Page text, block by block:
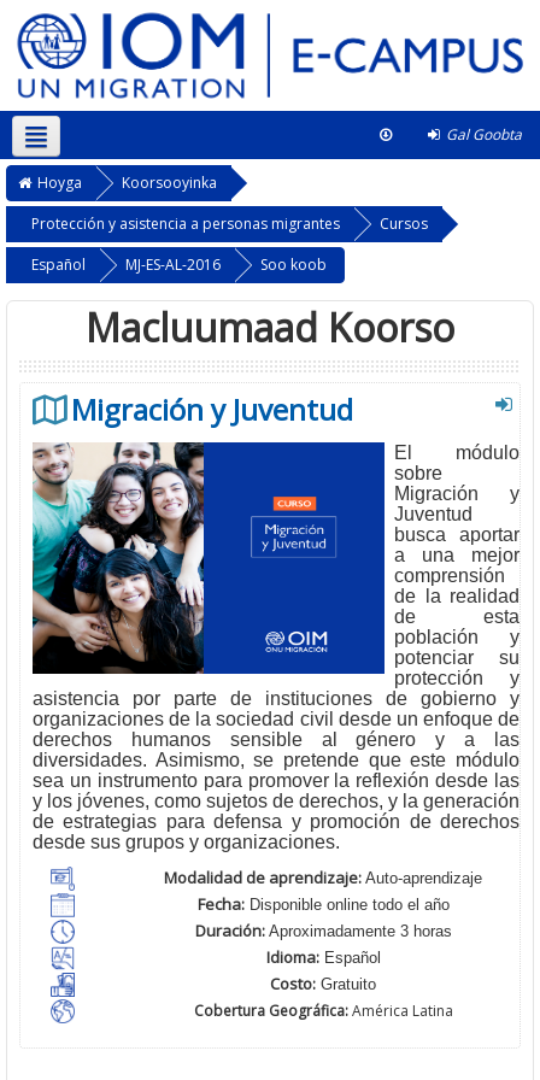
Gal Goobta
Soomaali ‎(so)‎ This course
Hoyga
Koorsooyinka
Protección y asistencia a personas migrantes
Cursos
Español
MJ-ES-AL-2016 Soo koob
Macluumaad Koorso
Migración y Juventud
El módulo
sobre
Migración y
Juventud
busca aportar
a una mejor
comprensión
de la realidad
de esta
población y
potenciar su
protección y
asistencia por parte de instituciones de gobierno y
organizaciones de la sociedad civil desde un enfoque de
derechos humanos sensible al género y a las
diversidades. Asimismo, se pretende que este módulo
sea un instrumento para promover la reflexión desde las
y los jóvenes, como sujetos de derechos, y la generación
de estrategias para defensa y promoción de derechos
desde sus grupos y organizaciones.
Modalidad de aprendizaje: Auto-aprendizaje
Fecha:Disponible online todo el año
Duración:Aproximadamente 3 horas
Idioma:Español
Costo: Gratuito
Cobertura Geográfica:América Latina